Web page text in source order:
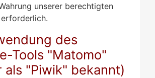
unserer berechtigten
des
Tools "Matomo"
als "Piwik" bekannt)